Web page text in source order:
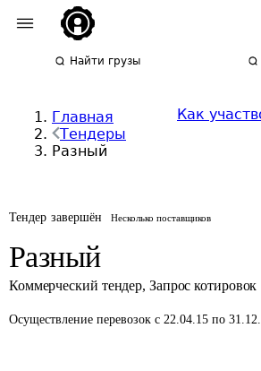
Найти грузы
Главная
Тендеры
Разный
Как
Тендер завершён Несколько поставщиков
Разный
Коммерческий тендер, Запрос котировок
Осуществление перевозок с 22.04.15 по